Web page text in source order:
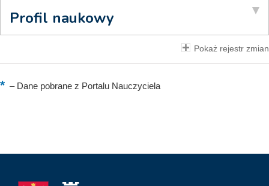
Profil naukowy
Pokaż rejestr zmian
–Dane pobrane z Portalu Nauczyciela